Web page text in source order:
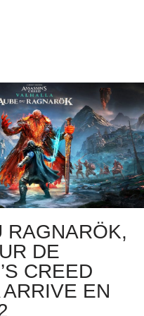
RAGNARÖK,
DE
CREED
EN